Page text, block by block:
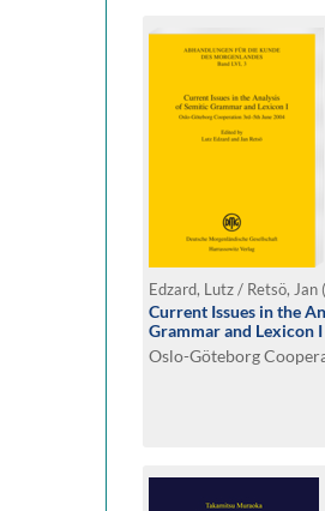
Edzard, Lutz / Retsö, Jan
Current Issues in the
Grammar and Lexicon I
Oslo-Göteborg